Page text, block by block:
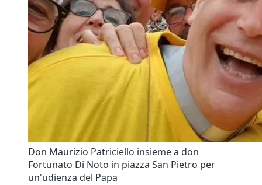
Don Maurizio Patriciello insieme a don
Fortunato Di Noto in piazza San Pietro per
un'udienza del Papa